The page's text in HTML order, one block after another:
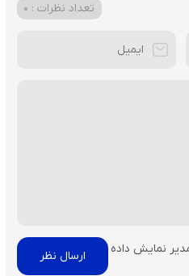
تعداد نظرات : 0
نمایش داده